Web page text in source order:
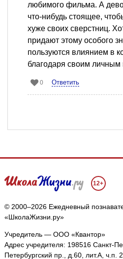
любимого фильма. А
что-нибудь стоящее,
хуже своих сверстниц.
придают этому особого
пользуются влиянием в
благодаря своим личным
0 Ответить
12+
© 2000–2026 Ежедневный
«ШколаЖизни.ру»
Учредитель — ООО «Квантор»
Адрес учредителя: 198516 Санкт-
Петербургский пр., д.60, лит.А,